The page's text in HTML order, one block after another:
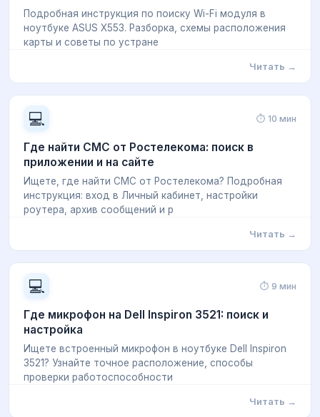
Подробная инструкция по поиску Wi-Fi модуля в
ноутбуке ASUS X553. Разборка, схемы расположения
карты и советы по устране
Читать →
💻 ⏱ 10 мин
Где найти СМС от Ростелекома: поиск в
приложении и на сайте
Ищете, где найти СМС от Ростелекома? Подробная
инструкция: вход в Личный кабинет, настройки
роутера, архив сообщений и р
Читать →
💻 ⏱ 9 мин
Где микрофон на Dell Inspiron 3521: поиск и
настройка
Ищете встроенный микрофон в ноутбуке Dell Inspiron
3521? Узнайте точное расположение, способы
проверки работоспособности
Читать →